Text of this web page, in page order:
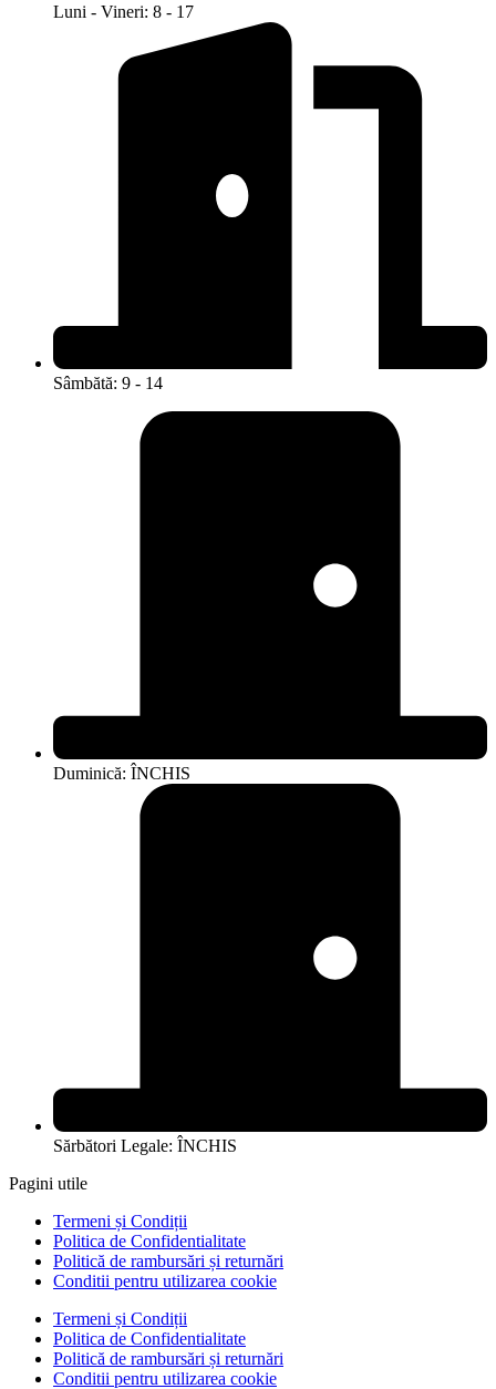
Luni - Vineri: 8 - 17
Sâmbătă: 9 - 14
Duminică: ÎNCHIS
Sărbători Legale: ÎNCHIS
Pagini utile
Termeni și Condiții
Politica de Confidentialitate
Politică de rambursări și returnări
Conditii pentru utilizarea cookie
Termeni și Condiții
Politica de Confidentialitate
Politică de rambursări și returnări
Conditii pentru utilizarea cookie